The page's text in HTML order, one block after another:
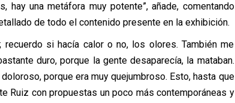
hay una metáfora muy potente”, añade, comentando
de todo el contenido presente en la exhibición.
recuerdo si hacía calor o no, los olores. También me
duro, porque la gente desaparecía, la mataban.
porque era muy quejumbroso. Esto, hasta que
Ruiz con propuestas un poco más contemporáneas y